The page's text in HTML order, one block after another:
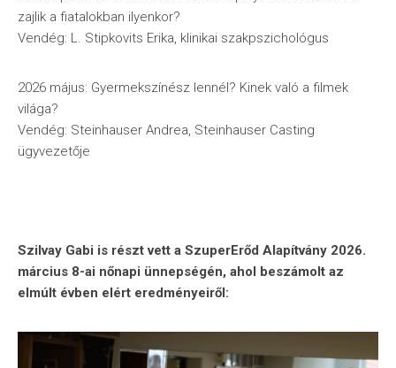
zajlik a fiatalokban ilyenkor?
Vendég: L. Stipkovits Erika, klinikai szakpszichológus
2026 május: Gyermekszínész lennél? Kinek való a filmek
világa?
Vendég: Steinhauser Andrea, Steinhauser Casting
ügyvezetője
Szilvay Gabi is részt vett a SzuperErőd Alapítvány 2026.
március 8-ai nőnapi ünnepségén, ahol beszámolt az
elmúlt évben elért eredményeiről: